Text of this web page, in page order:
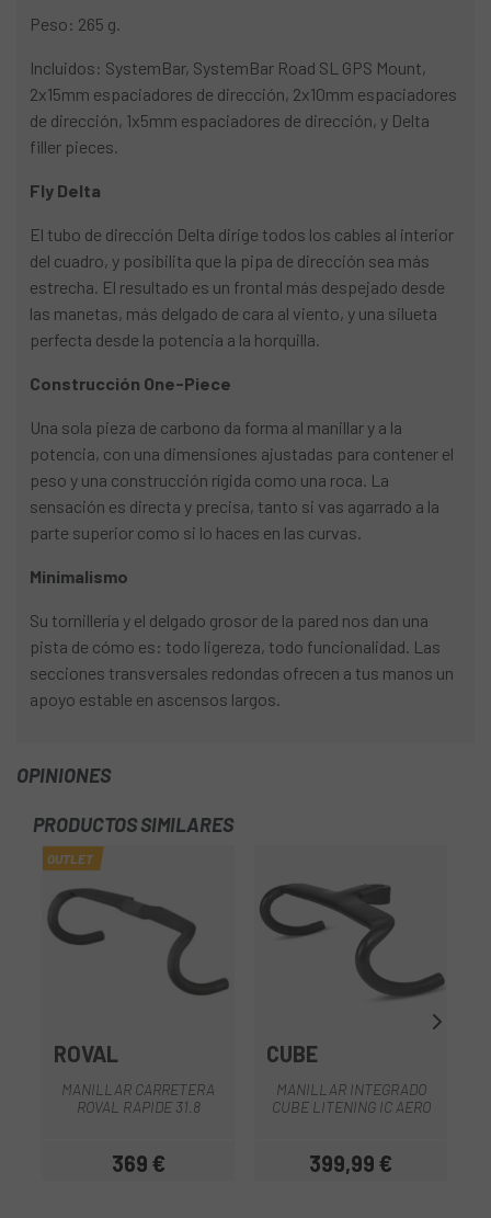
Peso: 265 g.
Incluidos: SystemBar, SystemBar Road SL GPS Mount,
2x15mm espaciadores de dirección, 2x10mm espaciadores
de dirección, 1x5mm espaciadores de dirección, y Delta
filler pieces.
Fly Delta
El tubo de dirección Delta dirige todos los cables al interior
del cuadro, y posibilita que la pipa de dirección sea más
estrecha. El resultado es un frontal más despejado desde
las manetas, más delgado de cara al viento, y una silueta
perfecta desde la potencia a la horquilla.
Construcción One-Piece
Una sola pieza de carbono da forma al manillar y a la
potencia, con una dimensiones ajustadas para contener el
peso y una construcción rígida como una roca. La
sensación es directa y precisa, tanto si vas agarrado a la
parte superior como si lo haces en las curvas.
Minimalismo
Su tornillería y el delgado grosor de la pared nos dan una
pista de cómo es: todo ligereza, todo funcionalidad. Las
secciones transversales redondas ofrecen a tus manos un
apoyo estable en ascensos largos.
OPINIONES
PRODUCTOS SIMILARES
OUTLET
ROVAL
MANILLAR CARRETERA
ROVAL RAPIDE 31.8
Precio
369 €
CUBE
MANILLAR INTEGRADO
CUBE LITENING IC AERO
Precio
399,99 €